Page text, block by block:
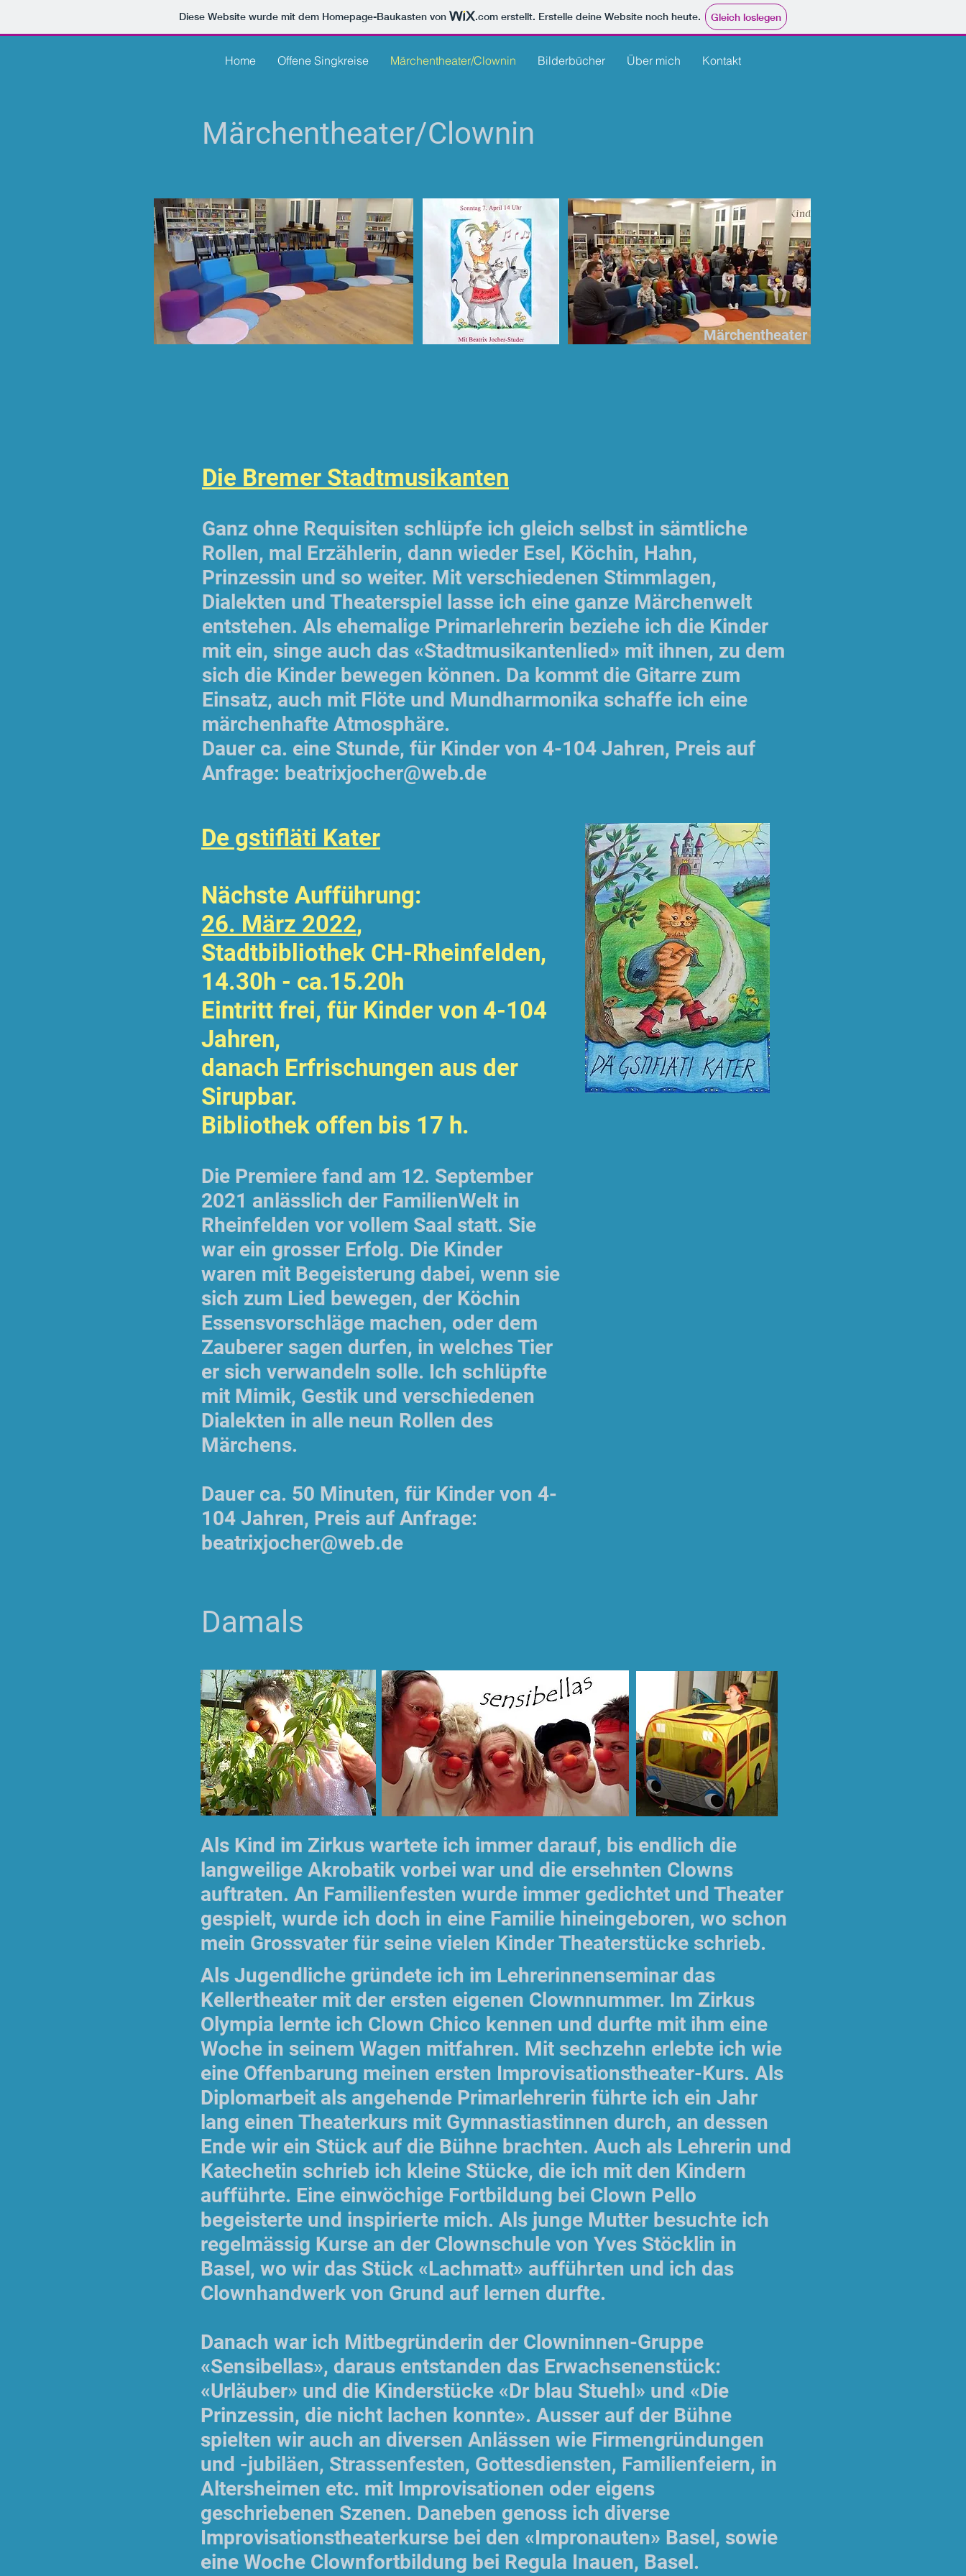
Diese Website wurde mit dem Homepage-Baukasten von .com erstellt. Erstelle deine Website noch heute. Gleich loslegen
Home Offene Singkreise Märchentheater/Clownin Bilderbücher Über mich Kontakt
Märchentheater/Clownin
Märchentheater
Die Bremer Stadtmusikanten
Ganz ohne Requisiten schlüpfe ich gleich selbst in sämtliche
Rollen, mal Erzählerin, dann wieder Esel, Köchin, Hahn,
Prinzessin und so weiter. Mit verschiedenen Stimmlagen,
Dialekten und Theaterspiel lasse ich eine ganze Märchenwelt
entstehen. Als ehemalige Primarlehrerin beziehe ich die Kinder
mit ein, singe auch das «Stadtmusikantenlied» mit ihnen, zu dem
sich die Kinder bewegen können. Da kommt die Gitarre zum
Einsatz, auch mit Flöte und Mundharmonika schaffe ich eine
märchenhafte Atmosphäre.
Dauer ca. eine Stunde, für Kinder von 4-104 Jahren, Preis auf
Anfrage: beatrixjocher@web.de
De gstifläti Kater
Nächste Aufführung:
26. März 2022,
Stadtbibliothek CH-Rheinfelden,
14.30h - ca.15.20h
Eintritt frei, für Kinder von 4-104
Jahren,
danach Erfrischungen aus der
Sirupbar.
Bibliothek offen bis 17 h.
Die Premiere fand am 12. September
2021 anlässlich der FamilienWelt in
Rheinfelden vor vollem Saal statt. Sie
war ein grosser Erfolg. Die Kinder
waren mit Begeisterung dabei, wenn sie
sich zum Lied bewegen, der Köchin
Essensvorschläge machen, oder dem
Zauberer sagen durfen, in welches Tier
er sich verwandeln solle. Ich schlüpfte
mit Mimik, Gestik und verschiedenen
Dialekten in alle neun Rollen des
Märchens.
Dauer ca. 50 Minuten, für Kinder von 4-
104 Jahren, Preis auf Anfrage:
beatrixjocher@web.de
Damals
Als Kind im Zirkus wartete ich immer darauf, bis endlich die
langweilige Akrobatik vorbei war und die ersehnten Clowns
auftraten. An Familienfesten wurde immer gedichtet und Theater
gespielt, wurde ich doch in eine Familie hineingeboren, wo schon
mein Grossvater für seine vielen Kinder Theaterstücke schrieb.
Als Jugendliche gründete ich im Lehrerinnenseminar das
Kellertheater mit der ersten eigenen Clownnummer. Im Zirkus
Olympia lernte ich Clown Chico kennen und durfte mit ihm eine
Woche in seinem Wagen mitfahren. Mit sechzehn erlebte ich wie
eine Offenbarung meinen ersten Improvisationstheater-Kurs. Als
Diplomarbeit als angehende Primarlehrerin führte ich ein Jahr
lang einen Theaterkurs mit Gymnastiastinnen durch, an dessen
Ende wir ein Stück auf die Bühne brachten. Auch als Lehrerin und
Katechetin schrieb ich kleine Stücke, die ich mit den Kindern
aufführte. Eine einwöchige Fortbildung bei Clown Pello
begeisterte und inspirierte mich. Als junge Mutter besuchte ich
regelmässig Kurse an der Clownschule von Yves Stöcklin in
Basel, wo wir das Stück «Lachmatt» aufführten und ich das
Clownhandwerk von Grund auf lernen durfte.
Danach war ich Mitbegründerin der Clowninnen-Gruppe
«Sensibellas», daraus entstanden das Erwachsenenstück:
«Urläuber» und die Kinderstücke «Dr blau Stuehl» und «Die
Prinzessin, die nicht lachen konnte». Ausser auf der Bühne
spielten wir auch an diversen Anlässen wie Firmengründungen
und -jubiläen, Strassenfesten, Gottesdiensten, Familienfeiern, in
Altersheimen etc. mit Improvisationen oder eigens
geschriebenen Szenen. Daneben genoss ich diverse
Improvisationstheaterkurse bei den «Impronauten» Basel, sowie
eine Woche Clownfortbildung bei Regula Inauen, Basel.